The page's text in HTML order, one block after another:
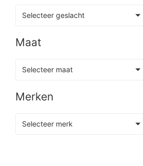
Selecteer geslacht
Maat
Selecteer maat
Merken
Selecteer merk